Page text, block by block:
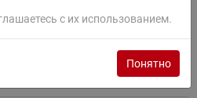
— H1"5/8, Q3 — H1"1/8с их использованием.
Понятно